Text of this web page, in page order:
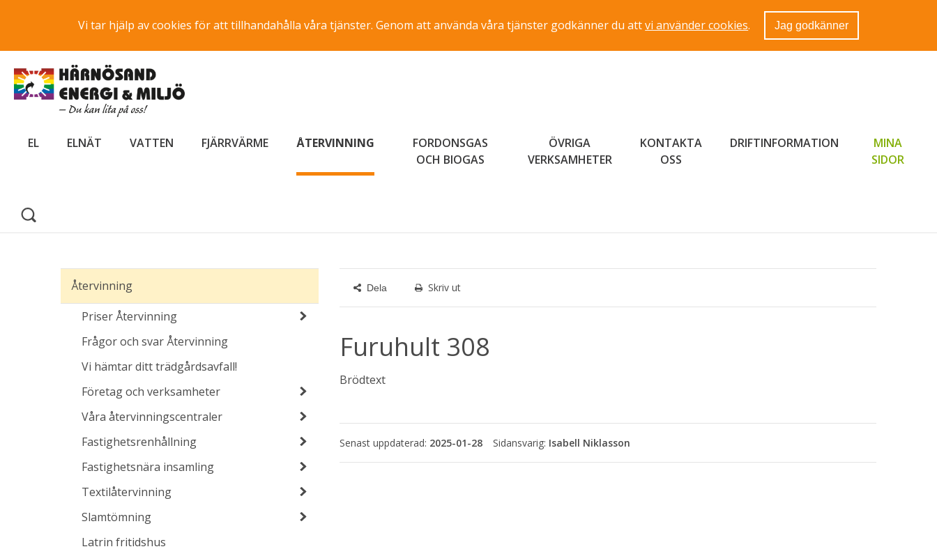
Vi tar hjälp av cookies för att tillhandahålla våra tjänster. Genom att använda våra tjänster godkänner du attvi använder cookies. Jag godkänner
EL ELNÄT VATTEN FJÄRRVÄRME ÅTERVINNING
FORDONSGAS
OCH BIOGAS
ÖVRIGA
VERKSAMHETER
KONTAKTA
OSS
DRIFTINFORMATION
MINA
SIDOR
Återvinning
Priser Återvinning
Frågor och svar Återvinning
Vi hämtar ditt trädgårdsavfall!
Företag och verksamheter
Våra återvinningscentraler
Fastighetsrenhållning
Fastighetsnära insamling
Textilåtervinning
Slamtömning
Latrin fritidshus
Dela Skriv ut
Furuhult 308
Brödtext
Senast uppdaterad: 2025-01-28 Isabell Niklasson